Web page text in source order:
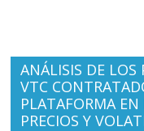
ANÁLISIS DE LOS
VTC
PLATAFORMA
PRECIOS Y